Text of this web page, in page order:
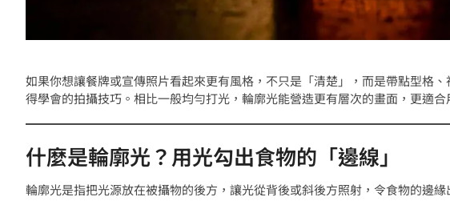
如果你想讓餐牌或宣傳照片看起來更有風格，不只是「清楚」，而是帶點型格
得學會的拍攝技巧。相比一般均勻打光，輪廓光能營造更有層次的畫面，更適
什麼是輪廓光？用光勾出食物的「邊線」
輪廓光是指把光源放在被攝物的後方，讓光從背後或斜後方照射，令食物的邊